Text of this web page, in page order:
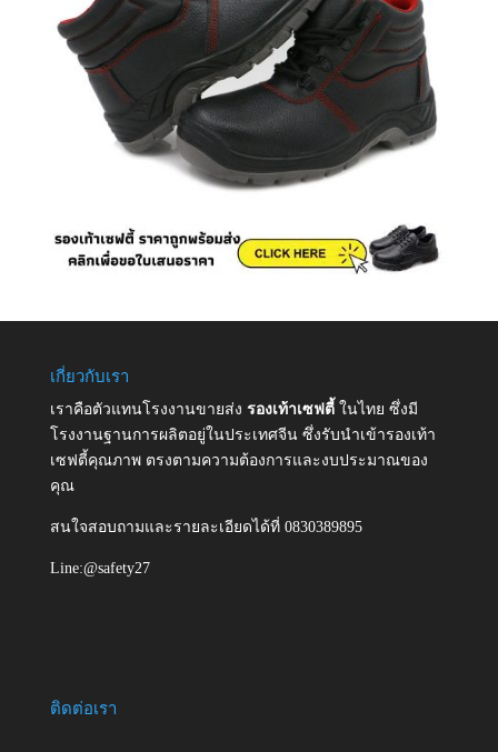
เกี่ยวกับเรา
เราคือตัวแทนโรงงานขายส่ง รองเท้าเซฟตี้ ในไทย ซึ่งมี
โรงงานฐานการผลิตอยู่ในประเทศจีน ซึ่งรับนำเข้ารองเท้า
เซฟตี้คุณภาพ ตรงตามความต้องการและงบประมาณของ
คุณ
สนใจสอบถามและรายละเอียดได้ที่ 0830389895
Line:@safety27
ติดต่อเรา